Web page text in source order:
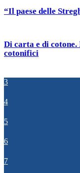
“Il paese delle
Di carta e di
cotonifici
3
4
5
6
7